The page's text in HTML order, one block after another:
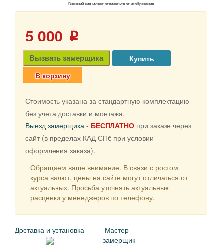
Внешний вид может отличаться от изображения
5 000
p
Вызвать замерщика
В корзину
Стоимость указана за стандартную комплектацию
без учета доставки и монтажа.
Выезд замерщика - БЕСПЛАТНО при заказе через
сайт (в пределах КАД СПб при условии
оформления заказа).
Обращаем ваше внимание. В связи с ростом
курса валют, цены на сайте могут отличаться от
актуальных. Просьба уточнять актуальные
расценки у менеджеров по телефону.
Доставка и установка
Мастер -
замерщик